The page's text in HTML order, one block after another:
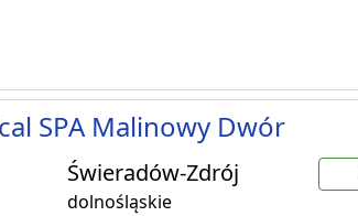
SPA Malinowy Dwór
Świeradów-Zdrój
dolnośląskie